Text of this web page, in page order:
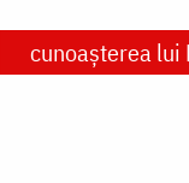
cunoașterea lui